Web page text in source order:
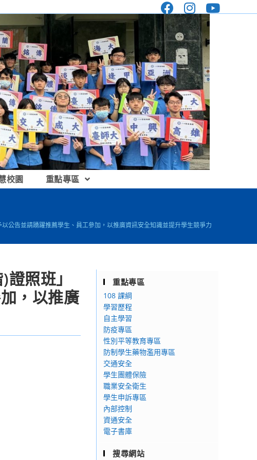
校園 重點專區
公告並請踴躍推薦學生、員工參加，以推廣資訊安全知識並提升學生競爭力
照班」
，以推廣
重點專區
108 課綱
學習歷程
自主學習
防疫專區
性別平等教育專區
防制學生藥物濫用專區
交通安全
學生團體保險
職業安全衛生
學生申訴專區
內部控制
資通安全
電子書庫
搜尋網站